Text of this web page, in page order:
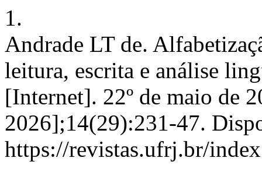
1.
Andrade LT de.
leitura, escrita e análise
[Internet]. 22º de maio de
2026];14(29):231-47.
https://revistas.ufrj.br/